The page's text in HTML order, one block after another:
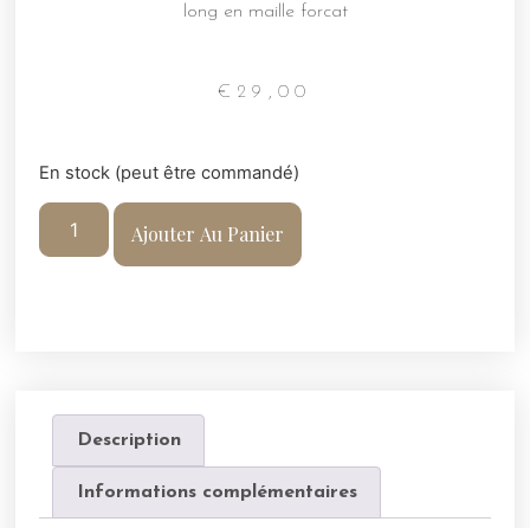
long en maille forcat
€ 29,00
En stock (peut être commandé)
Ajouter Au Panier
Description
Informations complémentaires